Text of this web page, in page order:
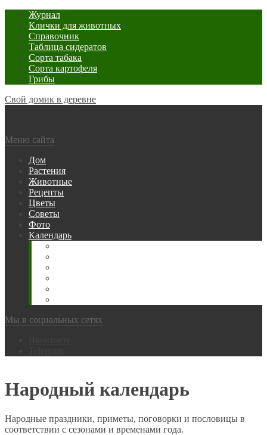
Журнал
Клички для животных
Справочник
Таблица сидератов
Сорта табака
Сорта картофеля
Грибы
Свой домик в деревне
Меню сайта
Дом
Растения
Животные
Рецепты
Цветы
Советы
Фото
Календарь
Мы в социальных сетях
Народный календарь
Народные праздники, приметы, поговорки и пословицы в
соответствии с сезонами и временами года.